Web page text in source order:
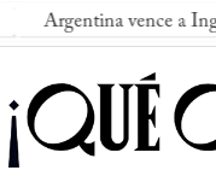
vence a Inglaterra 2-1 y